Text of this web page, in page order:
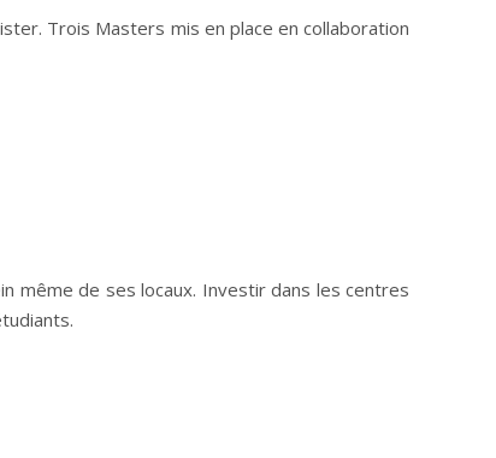
Trois Masters mis en place en collaboration
même de ses locaux. Investir dans les centres